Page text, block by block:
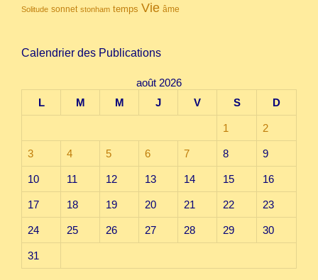
Solitude sonnet stonham temps Vie âme
Calendrier des Publications
août 2026
L
M M J V S D
1 2
3 4 5 6 7 8 9
10 11 12 13 14 15 16
17 18 19 20 21 22 23
24 25 26 27 28 29 30
31